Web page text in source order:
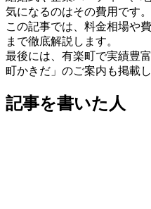
気になるのはその費用です。
この記事では、料金相場や
まで徹底解説します。
最後には、有楽町で実績豊
町かきだ」のご案内も掲載し
記事を書いた人